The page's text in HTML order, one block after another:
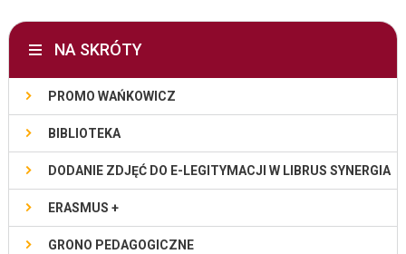
NA SKRÓTY
PROMO WAŃKOWICZ
BIBLIOTEKA
DODANIE ZDJĘĆ DO E-LEGITYMACJI W LIBRUS SYNERGIA
ERASMUS +
GRONO PEDAGOGICZNE